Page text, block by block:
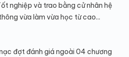
nghiệp và trao bằng cử nhân hệ
vừa làm vừa học từ cao...
đợt đánh giá ngoài 04 chương